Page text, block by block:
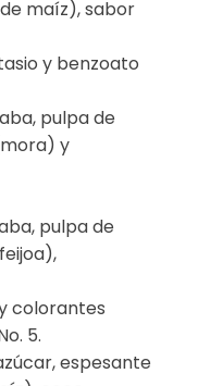
maíz), sabor
y benzoato
pulpa de
y
pulpa de
colorantes
5.
espesante